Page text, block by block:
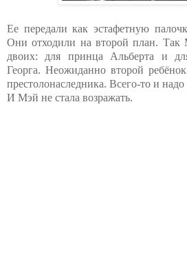
Ее передали как эстафетную
Они отходили на второй план. Так
двоих: для принца Альберта и
Георга. Неожиданно второй
престолонаследника. Всего-то и
И Мэй не стала возражать.